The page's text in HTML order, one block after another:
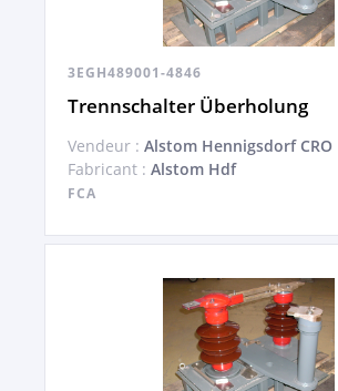
3EGH489001-4846
Trennschalter Überholung
Vendeur : Alstom Hennigsdorf CRO
Fabricant : Alstom Hdf
FCA